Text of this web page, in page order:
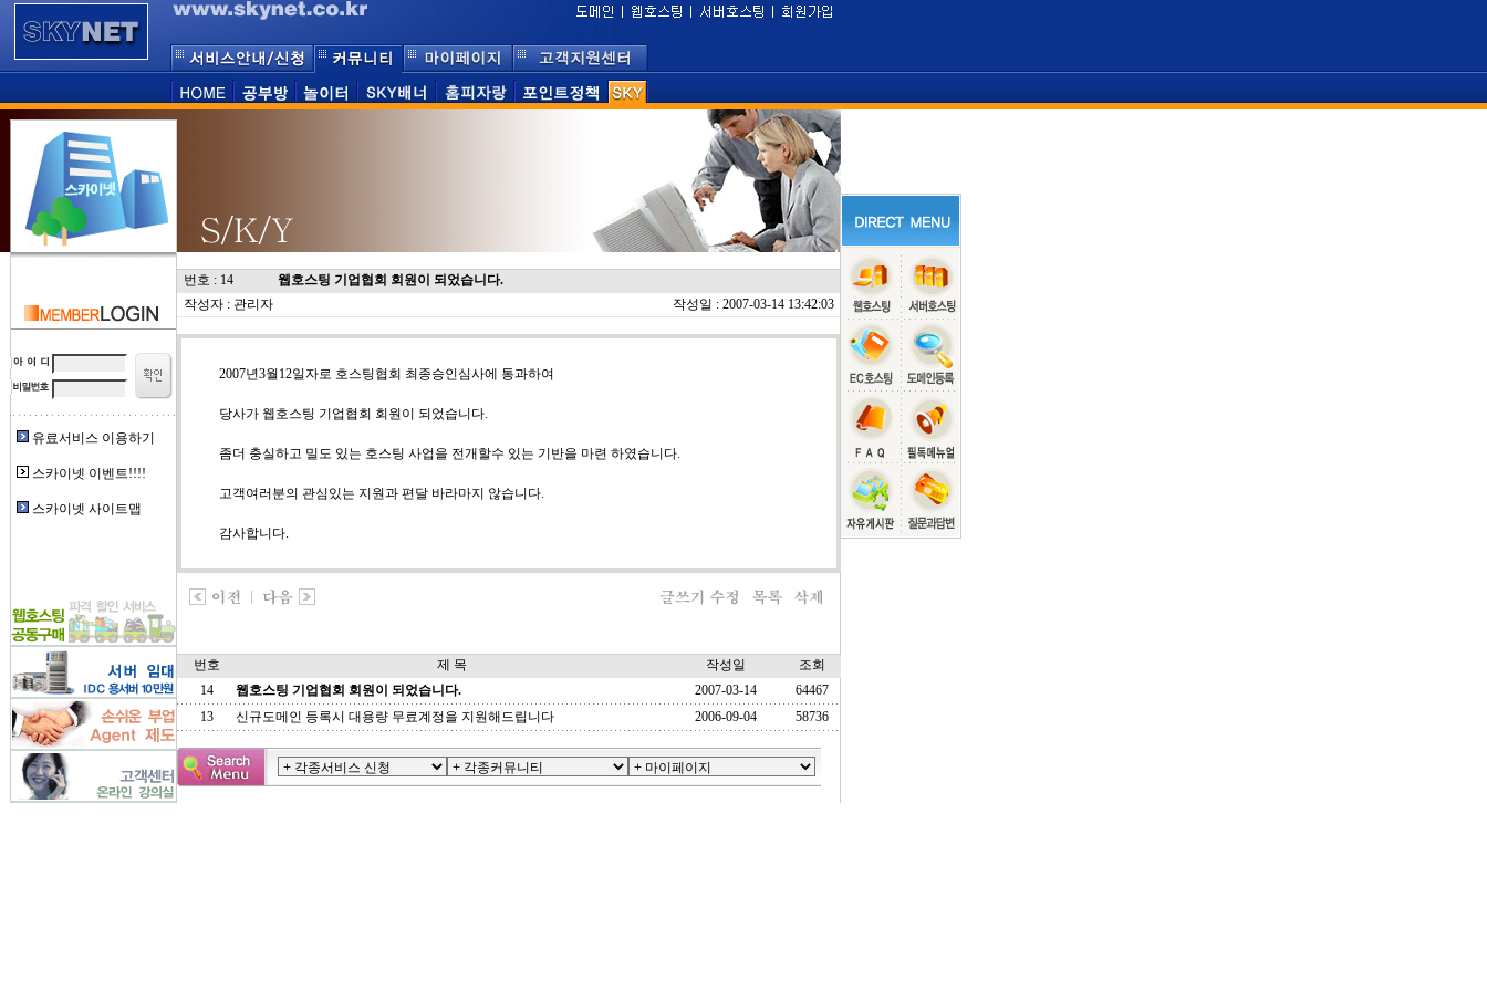
유료서비스 이용하기
스카이넷 이벤트!!!!
스카이넷 사이트맵
번호 : 14
웹호스팅 기업협회 회원이 되었습니다.
작성자 : 관리자
작성일 : 2007-03-14 13:42:03
2007년3월12일자로 호스팅협회 최종승인심사에 통과하여
당사가 웹호스팅 기업협회 회원이 되었습니다.
좀더 충실하고 밀도 있는 호스팅 사업을 전개할수 있는 기반을 마련 하였습니다.
고객여러분의 관심있는 지원과 편달 바라마지 않습니다.
감사합니다.
번호 제 목 작성일
조회
14
웹호스팅 기업협회 회원이 되었습니다. 2007-03-14
64467
13
신규도메인 등록시 대용량 무료계정을 지원해드립니다 2006-09-04 58736